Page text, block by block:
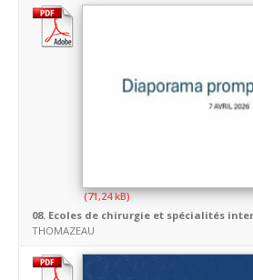
08. Ecoles de chirurgie et spécialités
THOMAZEAU